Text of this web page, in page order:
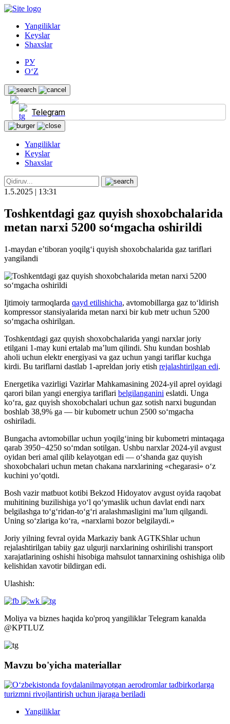
Yangiliklar
Keyslar
Shaxslar
РУ
O‘Z
Telegram
Yangiliklar
Keyslar
Shaxslar
1.5.2025 | 13:31
Toshkentdagi gaz quyish shoxobchalarida
metan narxi 5200 so‘mgacha oshirildi
1-maydan e’tiboran yoqilg‘i quyish shoxobchalarida gaz tariflari
yangilandi
Ijtimoiy tarmoqlarda qayd etilishicha, avtomobillarga gaz to‘ldirish
kompressor stansiyalarida metan narxi bir kub metr uchun 5200
so‘mgacha oshirilgan.
Toshkentdagi gaz quyish shoxobchalarida yangi narxlar joriy
etilgani 1-may kuni ertalab ma’lum qilindi. Shu kundan boshlab
aholi uchun elektr energiyasi va gaz uchun yangi tariflar kuchga
kirdi. Bu tariflarni dastlab 1-apreldan joriy etish rejalashtirilgan edi.
Energetika vazirligi Vazirlar Mahkamasining 2024-yil aprel oyidagi
qarori bilan yangi energiya tariflari belgilanganini eslatdi. Unga
ko‘ra, gaz quyish shoxobchalari uchun gaz sotish narxi bugundan
boshlab 38,9% ga — bir kubometr uchun 2500 so‘mgacha
oshiriladi.
Bungacha avtomobillar uchun yoqilg‘ining bir kubometri mintaqaga
qarab 3950−4250 so‘mdan sotilgan. Ushbu narxlar 2024-yil avgust
oyidan beri amal qilib kelayotgan edi — o‘shanda gaz quyish
shoxobchalari uchun metan chakana narxlarining «chegarasi» o‘z
kuchini yo‘qotdi.
Bosh vazir matbuot kotibi Bekzod Hidoyatov avgust oyida raqobat
muhitining buzilishiga yo‘l qo‘ymaslik uchun davlat endi narx
belgilashga to‘g‘ridan-to‘g‘ri aralashmasligini ma’lum qilgandi.
Uning so‘zlariga ko‘ra, «narxlarni bozor belgilaydi.»
Joriy yilning fevral oyida Markaziy bank AGTKShlar uchun
rejalashtirilgan tabiiy gaz ulgurji narxlarining oshirilishi transport
xarajatlarining oshishi hisobiga mahsulot tannarxining oshishiga olib
kelishidan xavotir bildirgan edi.
Ulashish:
Moliya va biznes haqida ko'proq yangiliklar Telegram kanalda
@KPTLUZ
Mavzu bo'yicha materiallar
Yangiliklar